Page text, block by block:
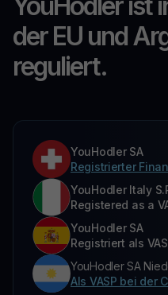
der EU und
reguliert.
YouHodler SA
Registrierter
YouHodler Italy
Registered as a
YouHodler SA
Registriert als
YouHodler SA
Als VASP bei der